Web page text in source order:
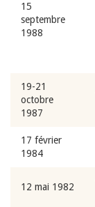
15
septembre
1988
19-21
octobre
1987
17 février
1984
12 mai 1982